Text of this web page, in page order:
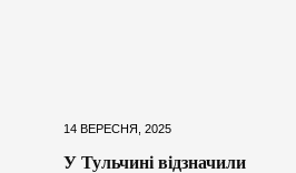
14 ВЕРЕСНЯ, 2025
У Тульчині відзначили